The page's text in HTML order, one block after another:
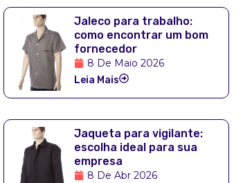
Jaleco para trabalho:
como encontrar um bom
fornecedor
8 De Maio 2026
Leia Mais
Jaqueta para vigilante:
escolha ideal para sua
empresa
8 De Abr 2026